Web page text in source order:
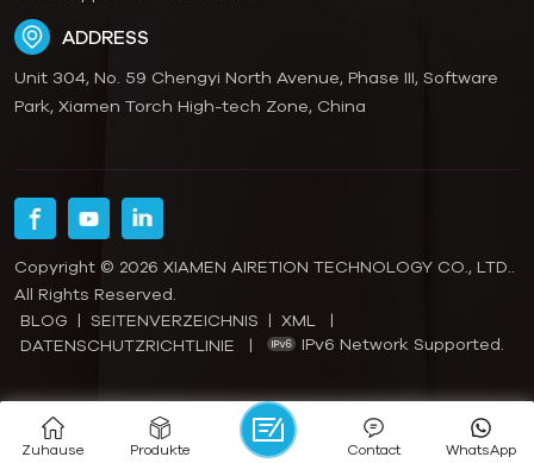
ADDRESS
Unit 304, No. 59 Chengyi North Avenue, Phase III, Software
Park, Xiamen Torch High-tech Zone, China
Copyright © 2026 XIAMEN AIRETION TECHNOLOGY CO., LTD..
All Rights Reserved.
BLOG
| SEITENVERZEICHNIS | XML
|
DATENSCHUTZRICHTLINIE
| IPv6 Network Supported.
Zuhause Produkte WhatsApp
Contact